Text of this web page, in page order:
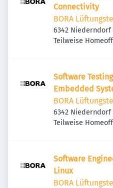
Connectivity
BORA
6342
Teilweise
Software
Embedded
BORA
6342
Teilweise
Software
Linux
BORA